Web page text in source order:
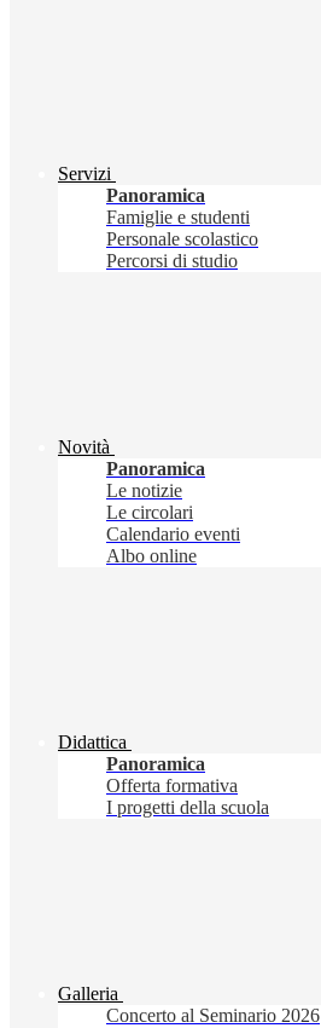
Servizi
Panoramica
Famiglie e studenti
Personale scolastico
Percorsi di studio
Novità
Panoramica
Le notizie
Le circolari
Calendario eventi
Albo online
Didattica
Panoramica
Offerta formativa
I progetti della scuola
Galleria
Concerto al Seminario 2026